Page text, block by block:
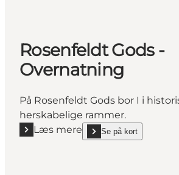
Rosenfeldt Gods -
Overnatning
På Rosenfeldt Gods bor I i
herskabelige rammer.
Læs mere
Læs mere "Rosenfeldt Gods -
Se på kort
show Rosenfeldt Gods -